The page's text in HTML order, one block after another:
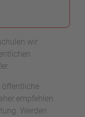
wir
öffentliche
empfehlen
Werden